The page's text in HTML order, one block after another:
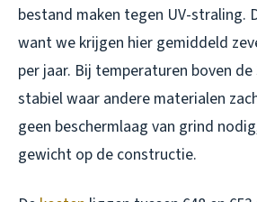
bestand maken tegen UV-straling.
want we krijgen hier gemiddeld
per jaar. Bij temperaturen boven
stabiel waar andere materialen
geen beschermlaag van grind
gewicht op de constructie.